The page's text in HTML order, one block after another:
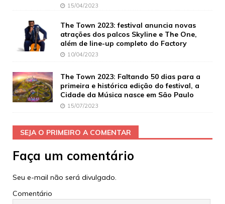
15/04/2023
The Town 2023: festival anuncia novas
atrações dos palcos Skyline e The One,
além de line-up completo do Factory
10/04/2023
The Town 2023: Faltando 50 dias para a
primeira e histórica edição do festival, a
Cidade da Música nasce em São Paulo
15/07/2023
SEJA O PRIMEIRO A COMENTAR
Faça um comentário
Seu e-mail não será divulgado.
Comentário